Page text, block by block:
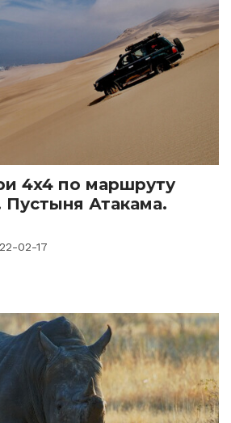
4x4 по маршруту
Атакама.
02-17